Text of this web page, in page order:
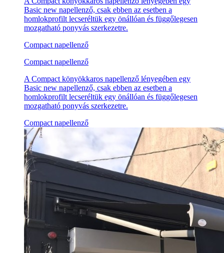
Basic new napellenző, csak ebben az esetben a
homlokprofilt lecseréltük egy önállóan és függőlegesen
mozgatható ponyvás szerkezetre.
Compact napellenző
Compact napellenző
A Compact könyökkaros napellenző lényegében egy
Basic new napellenző, csak ebben az esetben a
homlokprofilt lecseréltük egy önállóan és függőlegesen
mozgatható ponyvás szerkezetre.
Compact napellenző